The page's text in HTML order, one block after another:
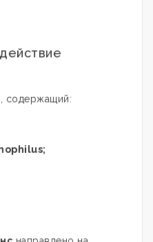
содержащий: